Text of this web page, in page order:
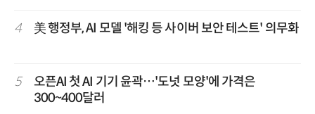
4 美 행정부, AI 모델 '해킹 등 사이버 보안 테스트' 의무화
5
오픈AI 첫 AI 기기 윤곽…'도넛 모양'에 가격은
300~400달러